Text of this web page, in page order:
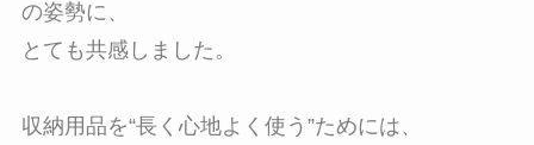
の姿勢に、
とても共感しました。
収納用品を“長く心地よく使う”ためには、